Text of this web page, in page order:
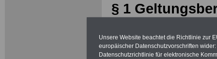
§ 1
Unsere Website beachtet die Richtlinie zur
europäischer Datenschutzvorschriften
Datenschutzrichtlinie für elektronische